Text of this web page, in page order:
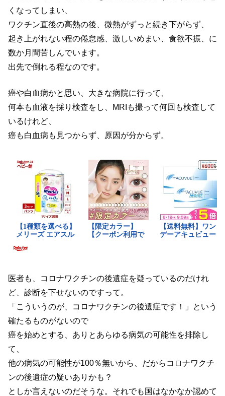
くなってしまい、
ワクチン直後の高熱の後、微熱がずっと続き下がらず、
起き上がれない程の倦怠感、激しいめまい、食欲不振、に
数か月間苦しんでいます。
出先で倒れる程なのです。
癌や白血病かと思い、大きな病院に行って、
何本も血液を採り検査をし、MRIも撮って何回も検査して
いるけれど、
癌も白血病も見つからず、原因が分からず。
医者も、コロナワクチンの後遺症を疑っているのだけれ
ど、診断を下せないのですって。
「こういうのが、コロナワクチンの後遺症です！」という
確たるものがないので
癌を始めとする、ありとあらゆる病気の可能性を排除し
て、
他の病気の可能性が100％無いから、だからコロナワクチ
ンの後遺症の疑いありかも？
としか言えないのだそうな。それでも国はなかなか認めて